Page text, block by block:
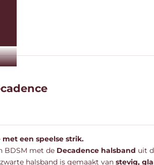
een speelse strik.
BDSM met de Decadence halsband uit
halsband is gemaakt van stevig,